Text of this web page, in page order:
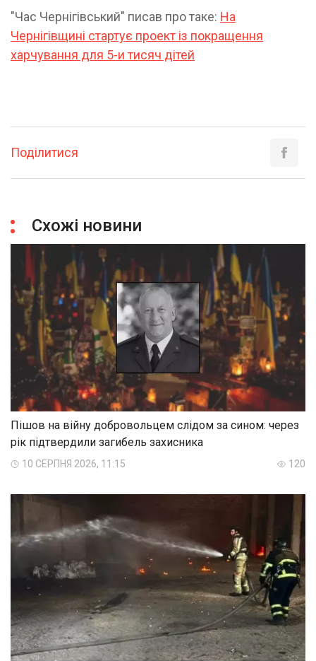
"Час Чернігівський" писав про таке: На
Чернігівщині стартує проект із покращення
харчування для 5-и тисяч дітей
Поділитися
Схожі новини
Пішов на війну добровольцем слідом за сином: через
рік підтвердили загибель захисника
10 СЕРПНЯ 2026, 11:15 120